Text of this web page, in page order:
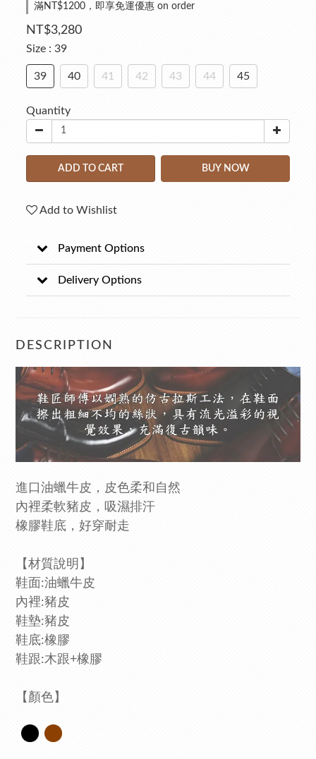
滿NT$1200，即享免運優惠 on order
NT$3,280
Size : 39
39 40 41 42 43 44 45
Quantity
ADD TO CART BUY NOW
Add to Wishlist
Payment Options
Delivery Options
DESCRIPTION
進口油蠟牛皮，皮色柔和自然
內裡柔軟豬皮，吸濕排汗
橡膠鞋底，好穿耐走
【材質說明】
鞋面:油蠟牛皮
內裡:豬皮
鞋墊:豬皮
鞋底:橡膠
鞋跟:木跟+橡膠
【顏色】